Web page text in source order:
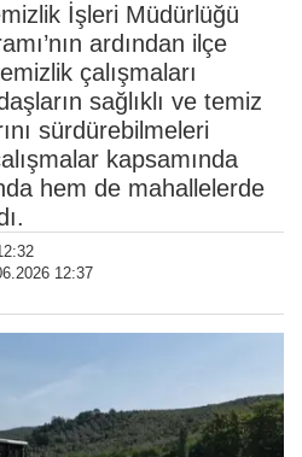
İşleri Müdürlüğü
ardından ilçe
çalışmaları
sağlıklı ve temiz
sürdürebilmeleri
kapsamında
hem de mahallelerde
12:37